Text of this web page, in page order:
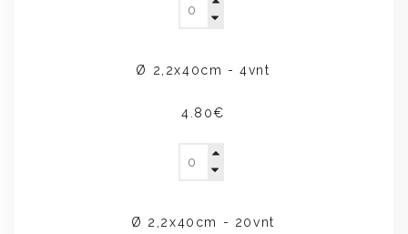
Ø 2,2x40cm - 4vnt
4.80€
Ø 2,2x40cm - 20vnt